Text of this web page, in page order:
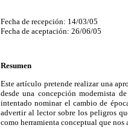
Fecha de recepción: 14/03/05
Fecha de aceptación: 26/06/05
Resumen
Este artículo pretende realizar una
desde una concepción modernista
intentado nominar el cambio de
advertir al lector sobre los peligros
como herramienta conceptual que nos